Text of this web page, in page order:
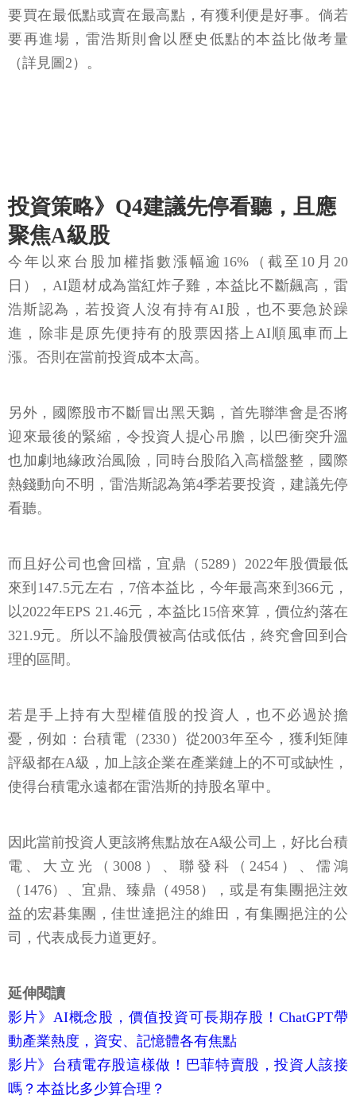
要買在最低點或賣在最高點，有獲利便是好事。倘若
要再進場，雷浩斯則會以歷史低點的本益比做考量
（詳見圖2）。
投資策略》Q4建議先停看聽，且應
聚焦A級股
今年以來台股加權指數漲幅逾16%（截至10月20
日），AI題材成為當紅炸子雞，本益比不斷飆高，雷
浩斯認為，若投資人沒有持有AI股，也不要急於躁
進，除非是原先便持有的股票因搭上AI順風車而上
漲。否則在當前投資成本太高。
另外，國際股市不斷冒出黑天鵝，首先聯準會是否將
迎來最後的緊縮，令投資人提心吊膽，以巴衝突升溫
也加劇地緣政治風險，同時台股陷入高檔盤整，國際
熱錢動向不明，雷浩斯認為第4季若要投資，建議先停
看聽。
而且好公司也會回檔，宜鼎（5289）2022年股價最低
來到147.5元左右，7倍本益比，今年最高來到366元，
以2022年EPS 21.46元，本益比15倍來算，價位約落在
321.9元。所以不論股價被高估或低估，終究會回到合
理的區間。
若是手上持有大型權值股的投資人，也不必過於擔
憂，例如：台積電（2330）從2003年至今，獲利矩陣
評級都在A級，加上該企業在產業鏈上的不可或缺性，
使得台積電永遠都在雷浩斯的持股名單中。
因此當前投資人更該將焦點放在A級公司上，好比台積
電、大立光（3008）、聯發科（2454）、儒鴻
（1476）、宜鼎、臻鼎（4958），或是有集團挹注效
益的宏碁集團，佳世達挹注的維田，有集團挹注的公
司，代表成長力道更好。
延伸閱讀
影片》AI概念股，價值投資可長期存股！ChatGPT帶
動產業熱度，資安、記憶體各有焦點
影片》台積電存股這樣做！巴菲特賣股，投資人該接
嗎？本益比多少算合理？